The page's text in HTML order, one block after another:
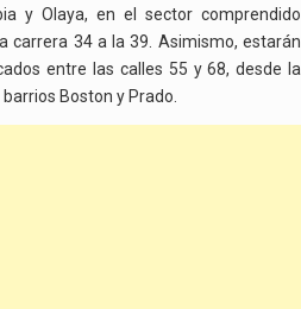
y Olaya, en el sector comprendido
carrera 34 a la 39. Asimismo, estarán
entre las calles 55 y 68, desde la
Boston y Prado.